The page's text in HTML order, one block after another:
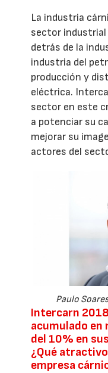
La industria
sector industrial
detrás de la
industria del
producción y
eléctrica.
sector en este
a potenciar su
mejorar su
actores del
Paulo
Intercarn
acumulado en
del 10% en
¿Qué
empresa